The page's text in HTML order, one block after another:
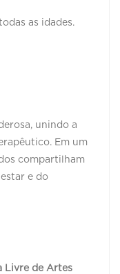
as idades.
unindo a
Em um
compartilham
e do
Livre de Artes